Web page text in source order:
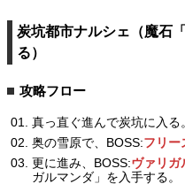
炭坑都市ナルシェ（魔石
る）
攻略フロー
真っ直ぐ進んで炭坑に入る。
奥の雪原で、BOSS:フリー
更に進み、BOSS:ヴァリガ
ガルマンダ」を入手する。